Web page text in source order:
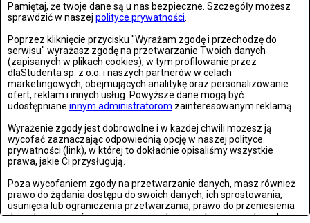
Pamiętaj, że twoje dane są u nas bezpieczne. Szczegóły możesz
sprawdzić w naszej polityce prywatności
Poprzez kliknięcie przycisku "Wyrażam zgodę i przechodzę do
serwisu" wyrażasz zgodę na przetwarzanie Twoich danych
(zapisanych w plikach cookies), w tym profilowanie przez
dlaStudenta sp. z o.o. i naszych partnerów w celach
marketingowych, obejmujących analitykę oraz personalizowanie
ofert, reklam i innych usług. Powyższe dane mogą być
udostępniane innym administratorom zainteresowanym reklamą.
Wyrażenie zgody jest dobrowolne i w każdej chwili możesz ją
wycofać zaznaczając odpowiednią opcję w naszej polityce
prywatności (link), w której to dokładnie opisaliśmy wszystkie
prawa, jakie Ci przysługują.
Poza wycofaniem zgody na przetwarzanie danych, masz również
prawo do żądania dostępu do swoich danych, ich sprostowania,
usunięcia lub ograniczenia przetwarzania, prawo do przeniesienia
danych czy wyrażenia sprzeciwu wobec przetwarzania danych.
MUZYKA
PIĄTEK, 13 WRZEŚNIA 2024, 16:16
Hans Zimmer powraca do Polski! Wielkie show „The Next Level” w
Krakowie [WIDEO]
Legendarny kompozytor muzyki filmowej, Hans Zimmer,
ponownie zawita do Polski...
OSTATNIO DODANE